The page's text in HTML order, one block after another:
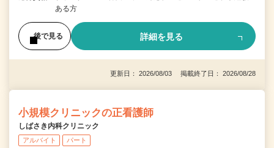
ある方
後で見る 詳細を見る
更新日： 2026/08/03 掲載終了日： 2026/08/28
小規模クリニックの正看護師
しばさき内科クリニック
アルバイト パート